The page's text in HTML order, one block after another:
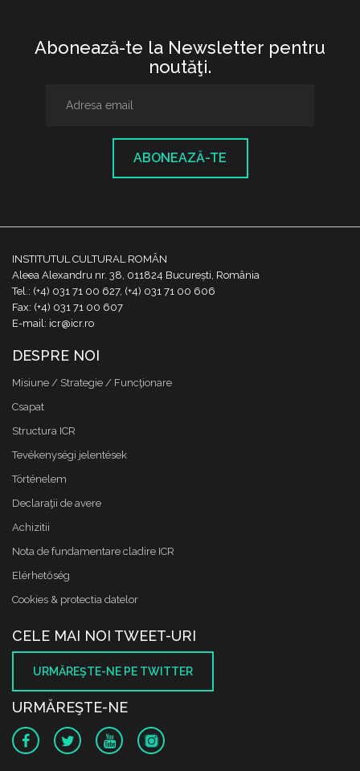
Abonează-te la Newsletter pentru
noutăţi.
ABONEAZĂ-TE
INSTITUTUL CULTURAL ROMÂN
Aleea Alexandru nr. 38, 011824 București, România
Tel.: (+4) 031 71 00 627, (+4) 031 71 00 606
Fax: (+4) 031 71 00 607
E-mail: icr@icr.ro
DESPRE NOI
Misiune / Strategie / Funcţionare
Csapat
Structura ICR
Tevékenységi jelentések
Történelem
Declaraţii de avere
Achizitii
Nota de fundamentare cladire ICR
Elérhetőség
Cookies & protectia datelor
CELE MAI NOI TWEET-URI
URMĂREŞTE-NE PE TWITTER
URMĂREŞTE-NE